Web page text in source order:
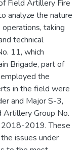
Field Artillery Fire
analyze the nature
taking
technical
11, which
Brigade, part of
the
in the field were
and Major S-3,
Artillery Group No.
2019. These
issues under